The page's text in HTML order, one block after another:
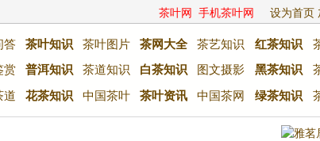
茶叶网 手机茶叶网 设为首页
答 茶叶知识 茶叶图片 茶网大全 茶艺知识 红茶知识
赏 普洱知识 茶道知识 白茶知识 图文摄影 黑茶知识
道 花茶知识 中国茶叶 茶叶资讯 中国茶网 绿茶知识